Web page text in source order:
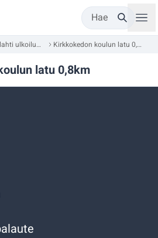
Hae
Kelanranta-Kirkkolahti ulkoilualue Kirkkokedon koulun latu 0,8km
latu 0,8km